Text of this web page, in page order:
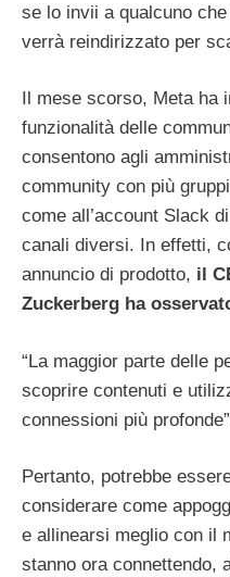
se lo invii a qualcuno
verrà reindirizzato per
Il mese scorso, Meta ha
funzionalità delle
consentono agli
community con più
come all’account Slack
canali diversi. In effetti,
annuncio di prodotto, il
Zuckerberg ha
“La maggior parte delle
scoprire contenuti e
connessioni più
Pertanto, potrebbe
considerare come
e allinearsi meglio con il
stanno ora connettendo,